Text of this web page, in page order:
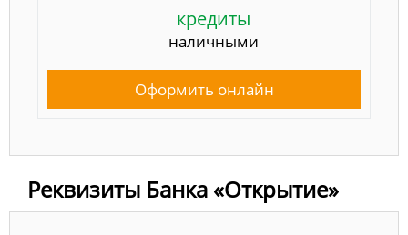
кредиты
наличными
Оформить онлайн
Реквизиты Банка «Открытие»